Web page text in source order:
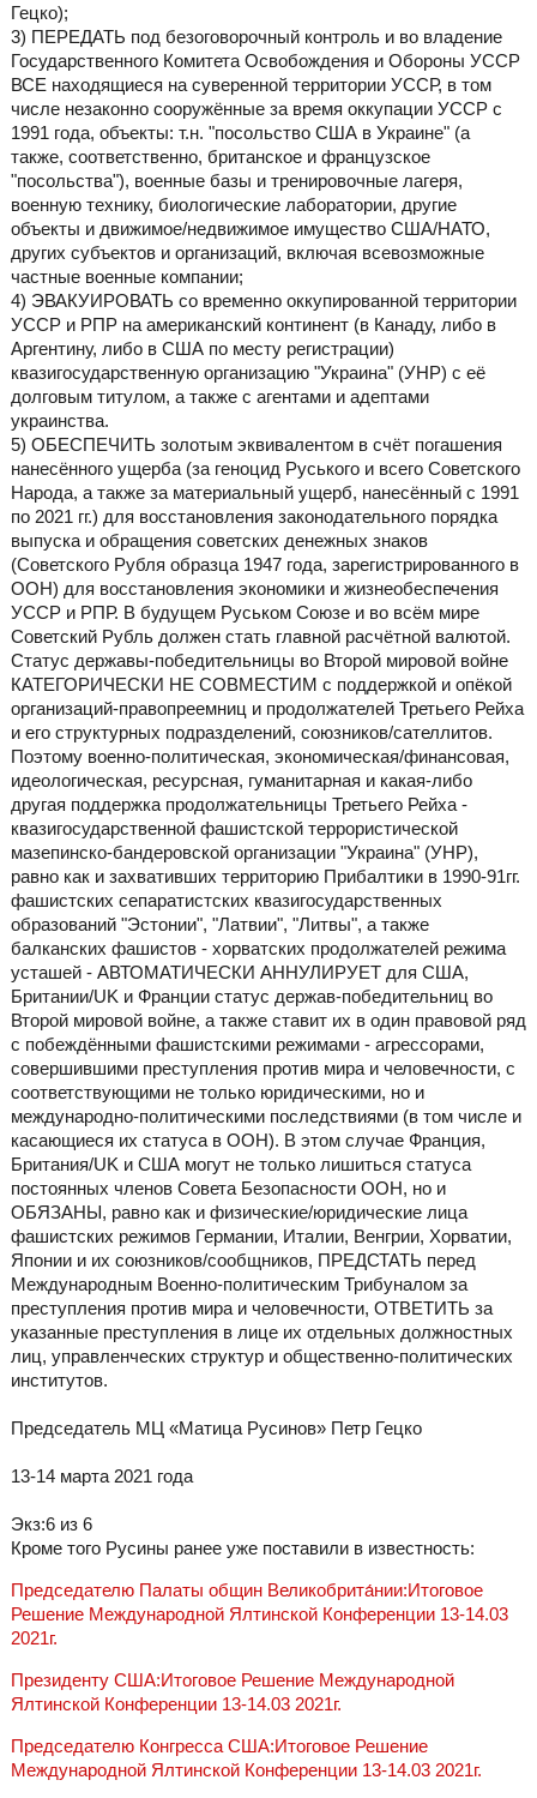
Гецко);
3) ПЕРЕДАТЬ под безоговорочный контроль и во владение
Государственного Комитета Освобождения и Обороны УССР
ВСЕ находящиеся на суверенной территории УССР, в том
числе незаконно сооружённые за время оккупации УССР с
1991 года, объекты: т.н. "посольство США в Украине" (а
также, соответственно, британское и французское
"посольства"), военные базы и тренировочные лагеря,
военную технику, биологические лаборатории, другие
объекты и движимое/недвижимое имущество США/НАТО,
других субъектов и организаций, включая всевозможные
частные военные компании;
4) ЭВАКУИРОВАТЬ со временно оккупированной территории
УССР и РПР на американский континент (в Канаду, либо в
Аргентину, либо в США по месту регистрации)
квазигосударственную организацию "Украина" (УНР) с её
долговым титулом, а также с агентами и адептами
украинства.
5) ОБЕСПЕЧИТЬ золотым эквивалентом в счёт погашения
нанесённого ущерба (за геноцид Руського и всего Советского
Народа, а также за материальный ущерб, нанесённый с 1991
по 2021 гг.) для восстановления законодательного порядка
выпуска и обращения советских денежных знаков
(Советского Рубля образца 1947 года, зарегистрированного в
ООН) для восстановления экономики и жизнеобеспечения
УССР и РПР. В будущем Руськом Союзе и во всём мире
Советский Рубль должен стать главной расчётной валютой.
Статус державы-победительницы во Второй мировой войне
КАТЕГОРИЧЕСКИ НЕ СОВМЕСТИМ с поддержкой и опёкой
организаций-правопреемниц и продолжателей Третьего Рейха
и его структурных подразделений, союзников/сателлитов.
Поэтому военно-политическая, экономическая/финансовая,
идеологическая, ресурсная, гуманитарная и какая-либо
другая поддержка продолжательницы Третьего Рейха -
квазигосударственной фашистской террористической
мазепинско-бандеровской организации "Украина" (УНР),
равно как и захвативших территорию Прибалтики в 1990-91гг.
фашистских сепаратистских квазигосударственных
образований "Эстонии", "Латвии", "Литвы", а также
балканских фашистов - хорватских продолжателей режима
усташей - АВТОМАТИЧЕСКИ АННУЛИРУЕТ для США,
Британии/UK и Франции статус держав-победительниц во
Второй мировой войне, а также ставит их в один правовой ряд
с побеждёнными фашистскими режимами - агрессорами,
совершившими преступления против мира и человечности, с
соответствующими не только юридическими, но и
международно-политическими последствиями (в том числе и
касающиеся их статуса в ООН). В этом случае Франция,
Британия/UK и США могут не только лишиться статуса
постоянных членов Совета Безопасности ООН, но и
ОБЯЗАНЫ, равно как и физические/юридические лица
фашистских режимов Германии, Италии, Венгрии, Хорватии,
Японии и их союзников/сообщников, ПРЕДСТАТЬ перед
Международным Военно-политическим Трибуналом за
преступления против мира и человечности, ОТВЕТИТЬ за
указанные преступления в лице их отдельных должностных
лиц, управленческих структур и общественно-политических
институтов.
Председатель МЦ «Матица Русинов» Петр Гецко
13-14 марта 2021 года
Экз:6 из 6
Кроме того Русины ранее уже поставили в известность:
Председателю Палаты общин Великобрита́нии:Итоговое
Решение Международной Ялтинской Конференции 13-14.03
2021г.
Президенту США:Итоговое Решение Международной
Ялтинской Конференции 13-14.03 2021г.
Председателю Конгресса США:Итоговое Решение
Международной Ялтинской Конференции 13-14.03 2021г.